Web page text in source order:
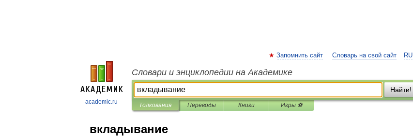
academic.ru
RU
Запомнить сайт Словарь на свой сайт
Словари и энциклопедии на Академике
Найти!
Толкования Переводы Книги Игры ⚽
вкладывание